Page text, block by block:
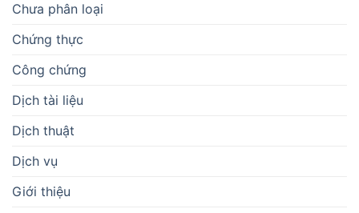
Chưa phân loại
Chứng thực
Công chứng
Dịch tài liệu
Dịch thuật
Dịch vụ
Giới thiệu